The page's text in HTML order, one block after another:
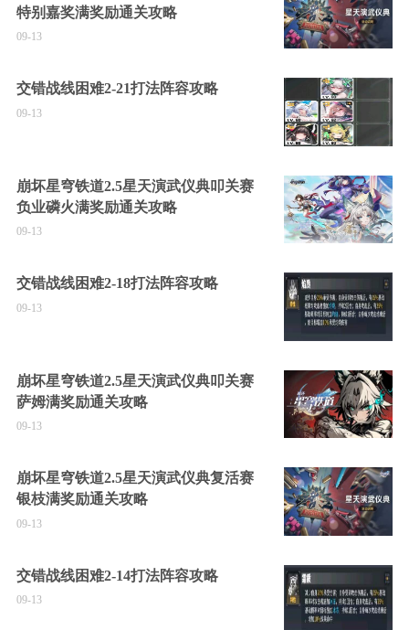
特别嘉奖满奖励通关攻略
09-13
交错战线困难2-21打法阵容攻略
09-13
崩坏星穹铁道2.5星天演武仪典叩关赛
负业磷火满奖励通关攻略
09-13
交错战线困难2-18打法阵容攻略
09-13
崩坏星穹铁道2.5星天演武仪典叩关赛
萨姆满奖励通关攻略
09-13
崩坏星穹铁道2.5星天演武仪典复活赛
银枝满奖励通关攻略
09-13
交错战线困难2-14打法阵容攻略
09-13